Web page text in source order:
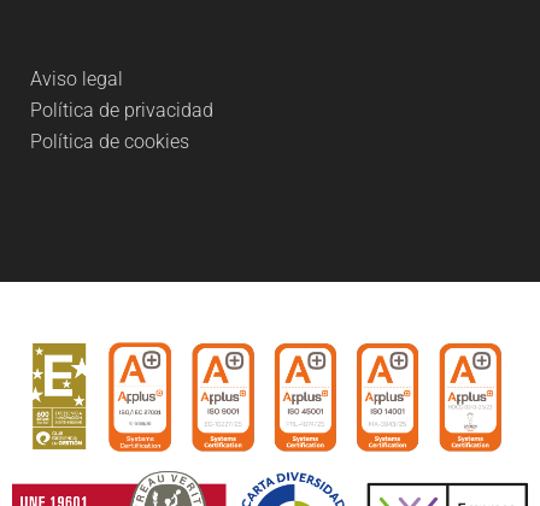
Aviso legal
Política de privacidad
Política de cookies